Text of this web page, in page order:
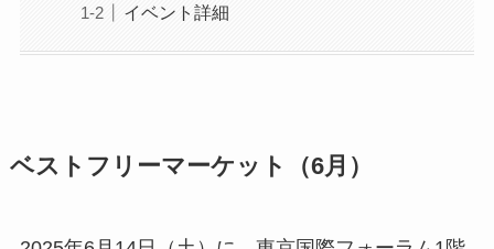
イベント詳細
ベストフリーマーケット（6月）